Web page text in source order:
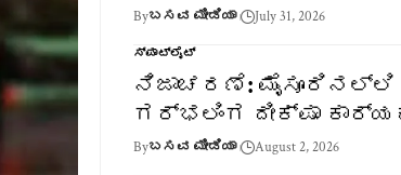
Byಬಸವ ಮೀಡಿಯಾ July 31, 2026
ಸ್ಪಾಟ್‌ಲೈಟ್
ನಿಜಾಚರಣೆ: ಮೈಸೂರಿನಲ್ಲಿ
ಗರ್ಭಲಿಂಗ ದೀಕ್ಷಾ
Byಬಸವ ಮೀಡಿಯಾ August 2, 2026